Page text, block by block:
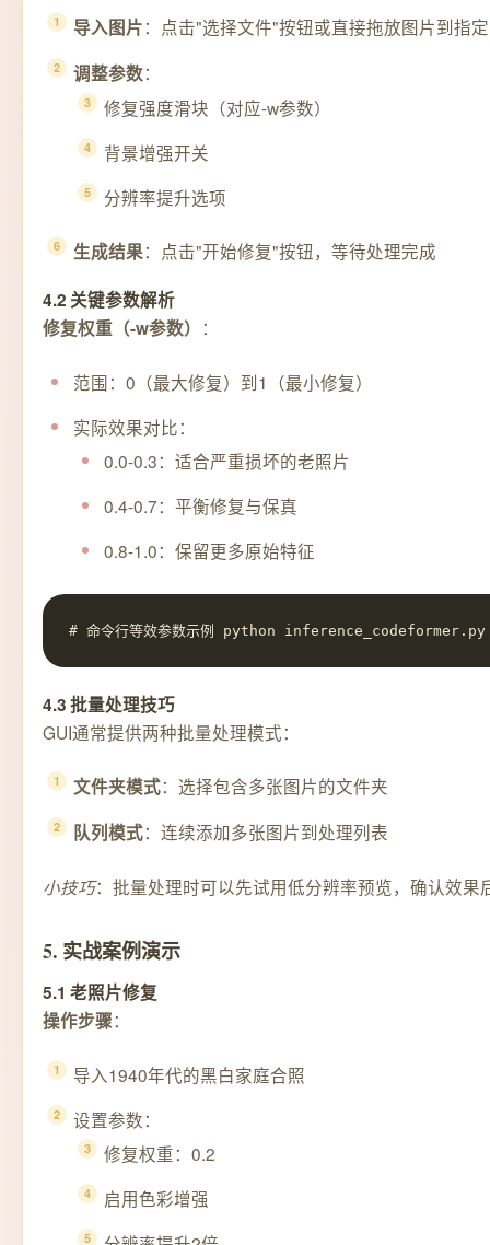
导入图片：点击"选择文件"按钮或直接拖放图片到指
调整参数：
修复强度滑块（对应-w参数）
背景增强开关
分辨率提升选项
生成结果：点击"开始修复"按钮，等待处理完成
4.2 关键参数解析
修复权重（-w参数） ：
范围：0（最大修复）到1（最小修复）
实际效果对比：
0.0-0.3：适合严重损坏的老照片
0.4-0.7：平衡修复与保真
0.8-1.0：保留更多原始特征
# 命令行等效参数示例 python
4.3 批量处理技巧
GUI通常提供两种批量处理模式：
文件夹模式：选择包含多张图片的文件夹
队列模式：连续添加多张图片到处理列表
小技巧：批量处理时可以先试用低分辨率预览，确认效果
5. 实战案例演示
5.1 老照片修复
操作步骤：
导入1940年代的黑白家庭合照
设置参数：
修复权重：0.2
启用色彩增强